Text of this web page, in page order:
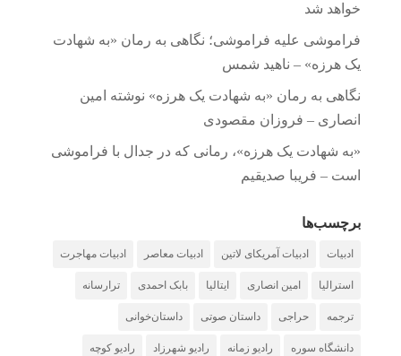
خواهد شد
فراموشی علیه فراموشی؛ نگاهی به رمان «به شهادت
یک هرزه» – ناهید شمس
نگاهی به رمان «به شهادت یک هرزه» نوشته امین
انصاری – فروزان مقصودی
«به شهادت یک هرزه»، رمانی که در جدال با فراموشی
است – فریبا صدیقیم
برچسب‌ها
ادبیات ادبیات آمریکای لاتین ادبیات معاصر ادبیات مهاجرت
استرالیا امین انصاری ایتالیا بابک احمدی ترارسانه
ترجمه حراجی داستان صوتی داستان‌خوانی
دانشگاه سوره رادیو زمانه رادیو شهرزاد رادیو کوچه